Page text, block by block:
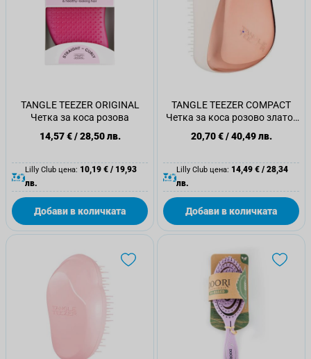
TANGLE TEEZER ORIGINAL
Четка за коса розова
14,57 €/28,50 лв.
Lilly Club цена: 10,19 € / 19,93
лв.
Добави в количката
TANGLE TEEZER COMPACT
Четка за коса розово злато/
20,70 €/40,49 лв.
Lilly Club цена: 14,49 € /28,34
лв.
Добави в количката